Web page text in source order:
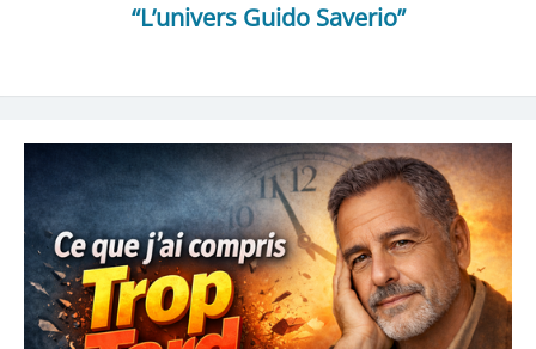
“L’univers Guido Saverio”